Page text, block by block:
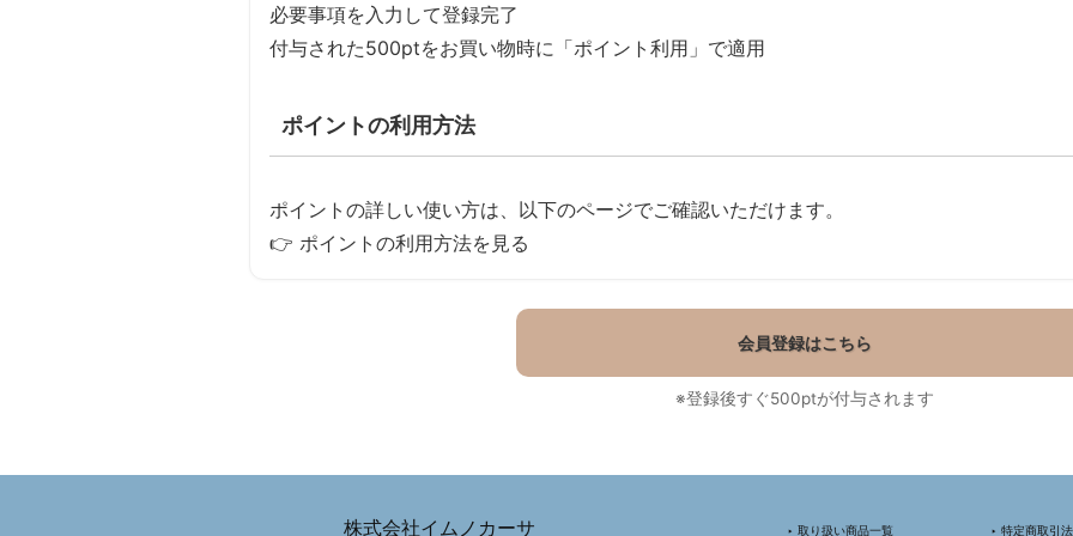
必要事項を入力して登録完了
付与された500ptをお買い物時に「ポイント利用」で適用
ポイントの利用方法
ポイントの詳しい使い方は、以下のページでご確認いただけます。
👉 ポイントの利用方法を見る
会員登録はこちら
※登録後すぐ500ptが付与されます
株式会社イムノカーサ ‣ 取り扱い商品一覧 ‣ 特定商取引